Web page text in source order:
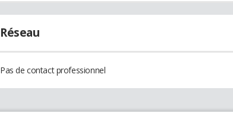
Réseau
Pas de contact professionnel